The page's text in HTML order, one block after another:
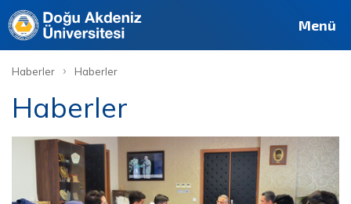
Menü
Haberler › Haberler
Haberler